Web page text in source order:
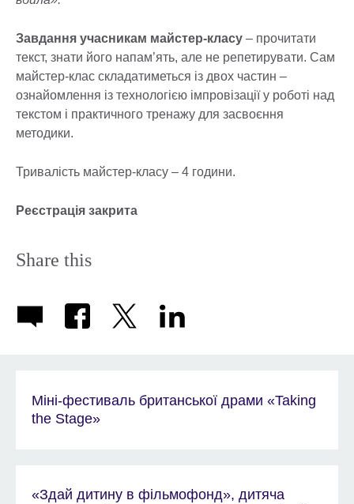
Завдання учасникам майстер-класу – прочитати
текст, знати його напам’ять, але не репетирувати. Сам
майстер-клас складатиметься із двох частин –
ознайомлення із технологією імпровізації у роботі над
текстом і практичного тренажу для засвоєння
методики.
Тривалість майстер-класу – 4 години.
Реєстрація закрита
Share this
Міні-фестиваль британської драми «Taking
the Stage»
«Здай дитину в фільмофонд», дитяча